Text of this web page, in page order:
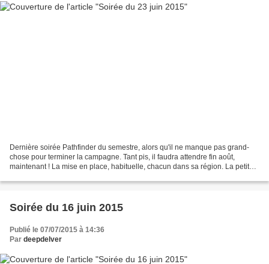
Dernière soirée Pathfinder du semestre, alors qu'il ne manque pas grand-
chose pour terminer la campagne. Tant pis, il faudra attendre fin août,
maintenant ! La mise en place, habituelle, chacun dans sa région. La petite
Soirée du 16 juin 2015
Publié le 07/07/2015 à 14:36
Par deepdelver